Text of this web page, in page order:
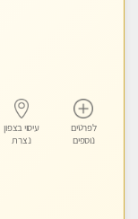
לפרטים
נוספים
עיסוי בצפון
נצרת